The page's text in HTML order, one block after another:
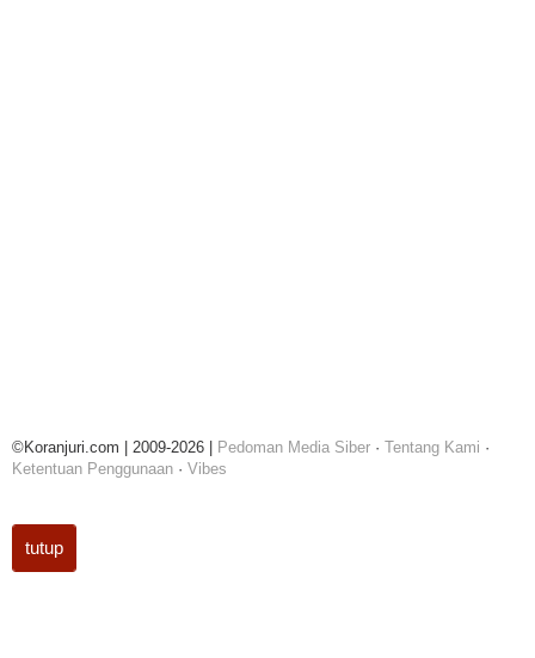
©Koranjuri.com | 2009-2026 | Pedoman Media Siber · Tentang Kami ·
Ketentuan Penggunaan · Vibes
tutup